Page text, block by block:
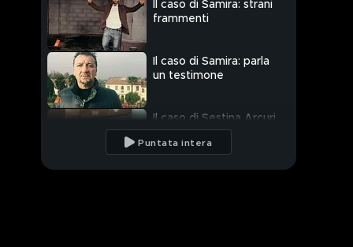
Il caso di Samira: strani
frammenti
Il caso di Samira: parla
un testimone
Il caso di Sestina Arcuri
Puntata intera